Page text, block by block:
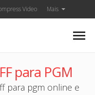
Video Mais
para PGM
para pgm online e